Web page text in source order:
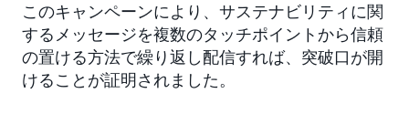
このキャンペーンにより、サステナビリティに関
するメッセージを複数のタッチポイントから信頼
の置ける方法で繰り返し配信すれば、突破口が開
けることが証明されました。